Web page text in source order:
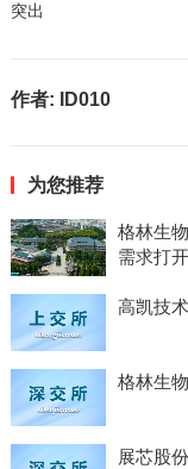
突出
作者: ID010
为您推荐
格林生
需求打
高凯技
格林生
展芯股